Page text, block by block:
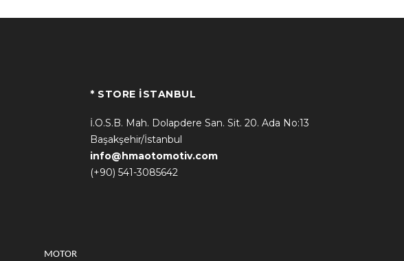
* STORE İSTANBUL
İ.O.S.B. Mah. Dolapdere San. Sit. 20. Ada No:13
Başakşehir/İstanbul
info@hmaotomotiv.com
(+90) 541-3085642
MOTOR